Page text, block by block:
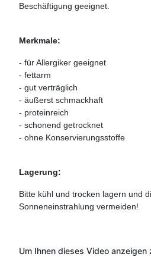
Beschäftigung geeignet.
Merkmale:
- für Allergiker geeignet
- fettarm
- gut verträglich
- äußerst schmackhaft
- proteinreich
- schonend getrocknet
- ohne Konservierungsstoffe
Lagerung:
Bitte kühl und trocken lagern und
Sonneneinstrahlung vermeiden!
Um Ihnen dieses Video